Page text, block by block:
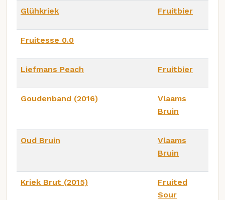
Glühkriek Fruitbier
Fruitesse 0.0
Liefmans Peach Fruitbier
Goudenband (2016)
Vlaams
Bruin
Oud Bruin
Vlaams
Bruin
Kriek Brut (2015)
Fruited
Sour